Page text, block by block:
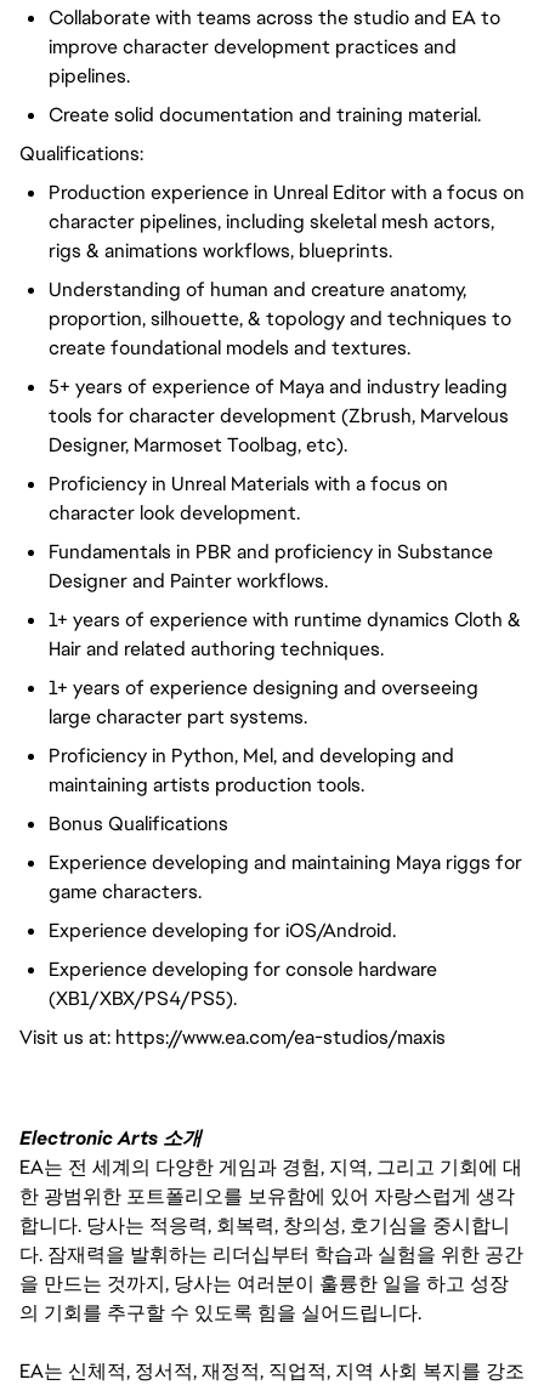
Collaborate with teams across the studio and EA to
improve character development practices and
pipelines.
Create solid documentation and training material.
Qualifications:
Production experience in Unreal Editor with a focus on
character pipelines, including skeletal mesh actors,
rigs & animations workflows, blueprints.
Understanding of human and creature anatomy,
proportion, silhouette, & topology and techniques to
create foundational models and textures.
5+ years of experience of Maya and industry leading
tools for character development (Zbrush, Marvelous
Designer, Marmoset Toolbag, etc).
Proficiency in Unreal Materials with a focus on
character look development.
Fundamentals in PBR and proficiency in Substance
Designer and Painter workflows.
1+ years of experience with runtime dynamics Cloth &
Hair and related authoring techniques.
1+ years of experience designing and overseeing
large character part systems.
Proficiency in Python, Mel, and developing and
maintaining artists production tools.
Bonus Qualifications
Experience developing and maintaining Maya riggs for
game characters.
Experience developing for iOS/Android.
Experience developing for console hardware
(XB1/XBX/PS4/PS5).
Visit us at: https://www.ea.com/ea-studios/maxis
Electronic Arts 소개
EA는 전 세계의 다양한 게임과 경험, 지역, 그리고 기회에 대
한 광범위한 포트폴리오를 보유함에 있어 자랑스럽게 생각
합니다. 당사는 적응력, 회복력, 창의성, 호기심을 중시합니
다. 잠재력을 발휘하는 리더십부터 학습과 실험을 위한 공간
을 만드는 것까지, 당사는 여러분이 훌륭한 일을 하고 성장
의 기회를 추구할 수 있도록 힘을 실어드립니다.
EA는 신체적, 정서적, 재정적, 직업적, 지역 사회 복지를 강조